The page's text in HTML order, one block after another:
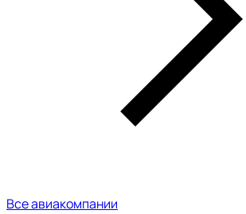
Все авиакомпании